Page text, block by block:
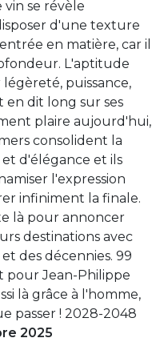
vin se révèle
d'une texture
en matière, car il
L'aptitude
puissance,
dit long sur ses
plaire aujourd'hui,
consolident la
d'élégance et ils
l'expression
infiniment la finale.
là pour annoncer
destinations avec
des décennies. 99
pour Jean-Philippe
là grâce à l'homme,
passer ! 2028-2048
2025